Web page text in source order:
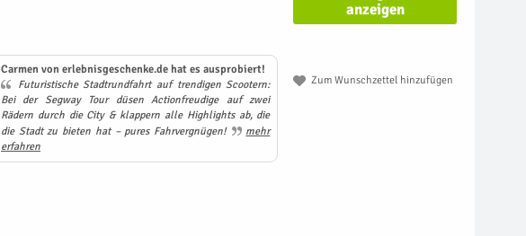
anzeigen
Zum Wunschzettel hinzufügen
Carmen von erlebnisgeschenke.de hat es ausprobiert!
Futuristische Stadtrundfahrt auf trendigen Scootern:
Bei der Segway Tour düsen Actionfreudige auf zwei
Rädern durch die City & klappern alle Highlights ab, die
die Stadt zu bieten hat – pures Fahrvergnügen!
mehr
erfahren